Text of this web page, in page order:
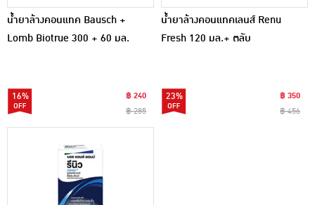
น้ำยาล้างคอนแทค Bausch +
Lomb Biotrue 300 + 60 มล.
16%
฿ 240
฿ 285
น้ำยาล้างคอนแทคเลนส์ Renu
Fresh 120 มล.+ ตลับ
23%
฿ 350
฿ 456